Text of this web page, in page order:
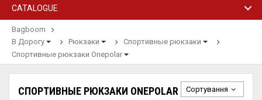
CATALOGUE
Bagboom
В Дорогу
Рюкзаки
Спортивные рюкзаки
Спортивные рюкзаки Onepolar
СПОРТИВНЫЕ РЮКЗАКИ ONEPOLAR Сортування